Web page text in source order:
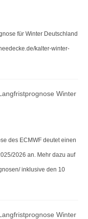
für Winter Deutschland
kalter-winter-
Winter
des ECMWF deutet einen
2026 an. Mehr dazu auf
inklusive den 10
Winter